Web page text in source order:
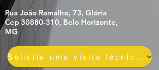
Rua João Ramalho, 73, Glória
Cep 30880-310, Belo Horizonte,
MG
Solicite uma visita técnica gratuita e sem compromisso